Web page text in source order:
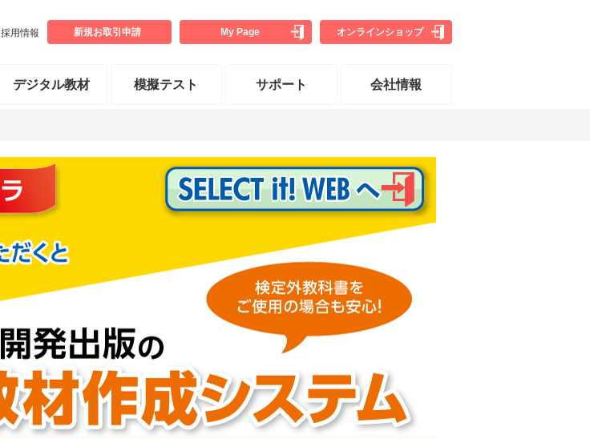
採用情報 新規お取引 申請 My Page オンラインショップ
デジタル教材 模擬テスト サポート 会社情報